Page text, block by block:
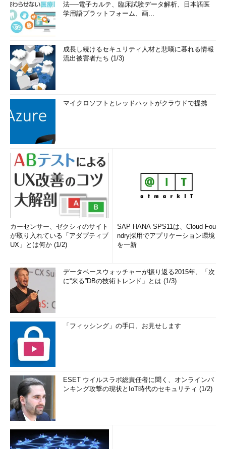
法──電子カルテ、臨床試験データ解析、日本語医
学用語プラットフォーム、画...
成長し続けるセキュリティ人材と悲嘆に暮れる情報
流出被害者たち (1/3)
マイクロソフトとレッドハットがクラウドで提携
カーセンサー、ゼクシィのサイト
が取り入れている「アダプティブ
UX」とは何か (1/2)
SAP HANA SPS11は、Cloud Fou
ndry採用でアプリケーション環境
を一新
データベースウォッチャーが振り返る2015年、「次
に“来る”DBの技術トレンド」とは (1/3)
「フィッシング」の手口、お見せします
ESET ウイルスラボ総責任者に聞く、オンラインバ
ンキング攻撃の現状とIoT時代のセキュリティ (1/2)